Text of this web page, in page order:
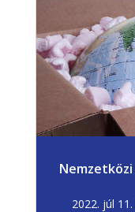
2022. júl 11.